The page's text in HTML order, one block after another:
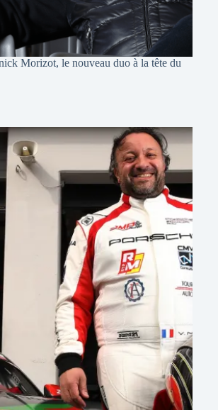
Morizot, le nouveau duo à la tête du